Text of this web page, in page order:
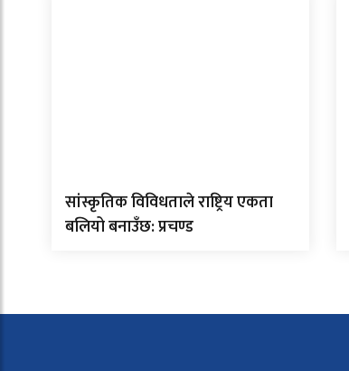
सांस्कृतिक विविधताले राष्ट्रिय एकता
बलियो बनाउँछ: प्रचण्ड